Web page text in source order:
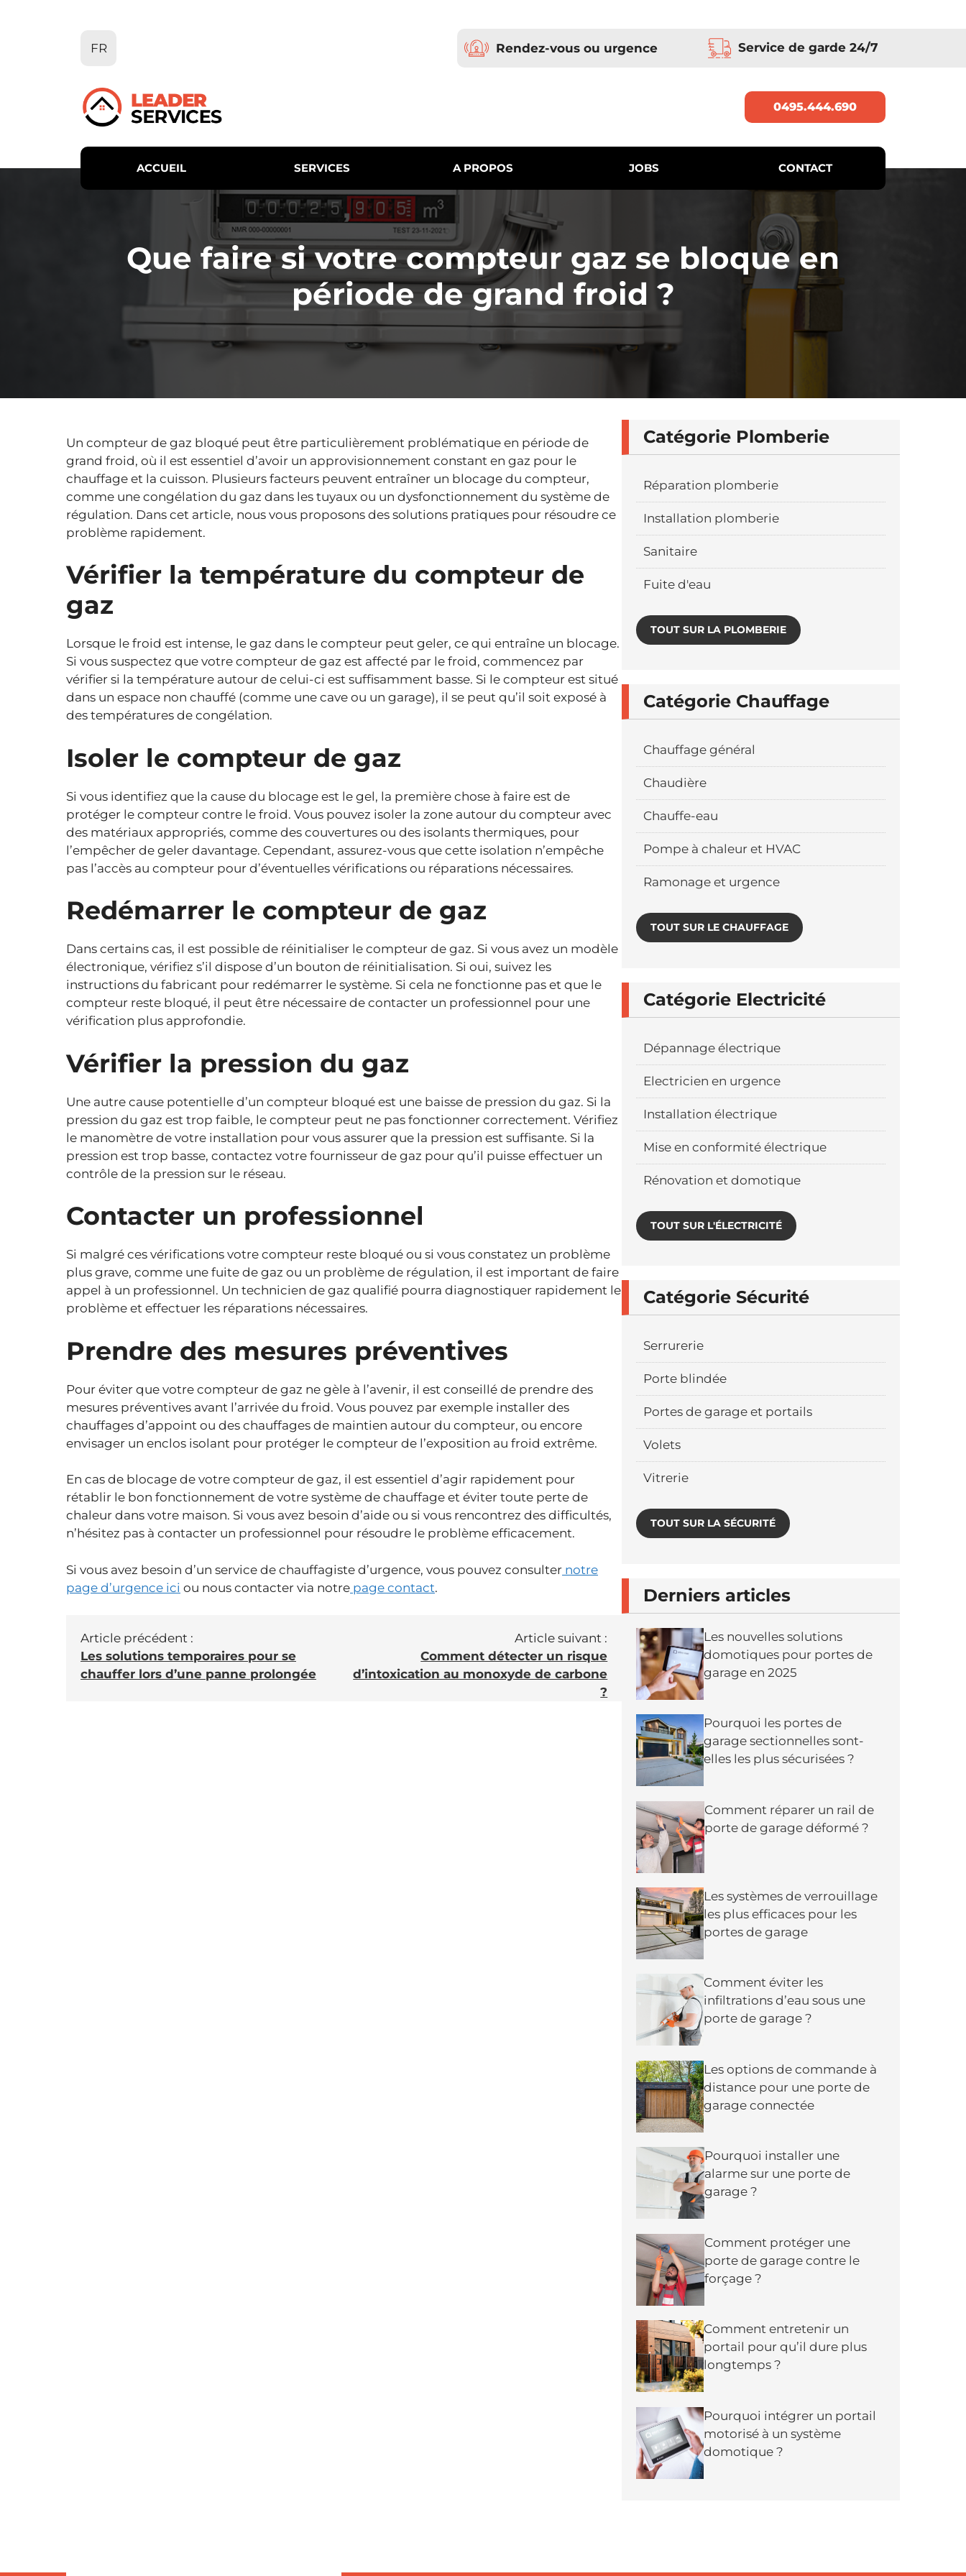
FR
0495.444.690
Rendez-vous ou urgence Service de garde 24/7
ACCUEIL SERVICES A PROPOS JOBS CONTACT
Que faire si votre compteur gaz se bloque en
période de grand froid ?
Un compteur de gaz bloqué peut être particulièrement problématique en période de
grand froid, où il est essentiel d’avoir un approvisionnement constant en gaz pour le
chauffage et la cuisson. Plusieurs facteurs peuvent entraîner un blocage du compteur,
comme une congélation du gaz dans les tuyaux ou un dysfonctionnement du système de
régulation. Dans cet article, nous vous proposons des solutions pratiques pour résoudre ce
problème rapidement.
Vérifier la température du compteur de
gaz
Lorsque le froid est intense, le gaz dans le compteur peut geler, ce qui entraîne un blocage.
Si vous suspectez que votre compteur de gaz est affecté par le froid, commencez par
vérifier si la température autour de celui-ci est suffisamment basse. Si le compteur est situé
dans un espace non chauffé (comme une cave ou un garage), il se peut qu’il soit exposé à
des températures de congélation.
Isoler le compteur de gaz
Si vous identifiez que la cause du blocage est le gel, la première chose à faire est de
protéger le compteur contre le froid. Vous pouvez isoler la zone autour du compteur avec
des matériaux appropriés, comme des couvertures ou des isolants thermiques, pour
l’empêcher de geler davantage. Cependant, assurez-vous que cette isolation n’empêche
pas l’accès au compteur pour d’éventuelles vérifications ou réparations nécessaires.
Redémarrer le compteur de gaz
Dans certains cas, il est possible de réinitialiser le compteur de gaz. Si vous avez un modèle
électronique, vérifiez s’il dispose d’un bouton de réinitialisation. Si oui, suivez les
instructions du fabricant pour redémarrer le système. Si cela ne fonctionne pas et que le
compteur reste bloqué, il peut être nécessaire de contacter un professionnel pour une
vérification plus approfondie.
Vérifier la pression du gaz
Une autre cause potentielle d’un compteur bloqué est une baisse de pression du gaz. Si la
pression du gaz est trop faible, le compteur peut ne pas fonctionner correctement. Vérifiez
le manomètre de votre installation pour vous assurer que la pression est suffisante. Si la
pression est trop basse, contactez votre fournisseur de gaz pour qu’il puisse effectuer un
contrôle de la pression sur le réseau.
Contacter un professionnel
Si malgré ces vérifications votre compteur reste bloqué ou si vous constatez un problème
plus grave, comme une fuite de gaz ou un problème de régulation, il est important de faire
appel à un professionnel. Un technicien de gaz qualifié pourra diagnostiquer rapidement le
problème et effectuer les réparations nécessaires.
Prendre des mesures préventives
Pour éviter que votre compteur de gaz ne gèle à l’avenir, il est conseillé de prendre des
mesures préventives avant l’arrivée du froid. Vous pouvez par exemple installer des
chauffages d’appoint ou des chauffages de maintien autour du compteur, ou encore
envisager un enclos isolant pour protéger le compteur de l’exposition au froid extrême.
En cas de blocage de votre compteur de gaz, il est essentiel d’agir rapidement pour
rétablir le bon fonctionnement de votre système de chauffage et éviter toute perte de
chaleur dans votre maison. Si vous avez besoin d’aide ou si vous rencontrez des difficultés,
n’hésitez pas à contacter un professionnel pour résoudre le problème efficacement.
Si vous avez besoin d’un service de chauffagiste d’urgence, vous pouvez consulter notre
page d’urgence ici ou nous contacter via notre page contact.
Article précédent :
Les solutions temporaires pour se
chauffer lors d’une panne prolongée
Article suivant :
Comment détecter un risque
d’intoxication au monoxyde de carbone
?
Catégorie Plomberie
Réparation plomberie
Installation plomberie
Sanitaire
Fuite d'eau
TOUT SUR LA PLOMBERIE
Catégorie Chauffage
Chauffage général
Chaudière
Chauffe-eau
Pompe à chaleur et HVAC
Ramonage et urgence
TOUT SUR LE CHAUFFAGE
Catégorie Electricité
Dépannage électrique
Electricien en urgence
Installation électrique
Mise en conformité électrique
Rénovation et domotique
TOUT SUR L'ÉLECTRICITÉ
Catégorie Sécurité
Serrurerie
Porte blindée
Portes de garage et portails
Volets
Vitrerie
TOUT SUR LA SÉCURITÉ
Derniers articles
Les nouvelles solutions
domotiques pour portes de
garage en 2025
Pourquoi les portes de
garage sectionnelles sont-
elles les plus sécurisées ?
Comment réparer un rail de
porte de garage déformé ?
Les systèmes de verrouillage
les plus efficaces pour les
portes de garage
Comment éviter les
infiltrations d’eau sous une
porte de garage ?
Les options de commande à
distance pour une porte de
garage connectée
Pourquoi installer une
alarme sur une porte de
garage ?
Comment protéger une
porte de garage contre le
forçage ?
Comment entretenir un
portail pour qu’il dure plus
longtemps ?
Pourquoi intégrer un portail
motorisé à un système
domotique ?